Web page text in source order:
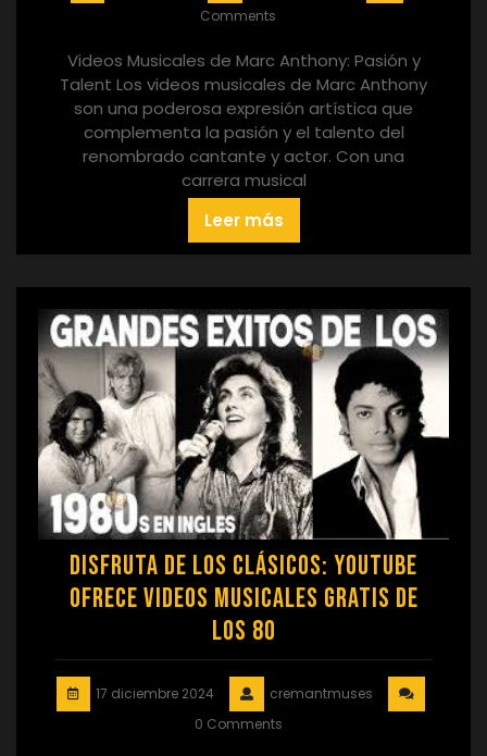
Comments
Videos Musicales de Marc Anthony: Pasión y
Talent Los videos musicales de Marc Anthony
son una poderosa expresión artística que
complementa la pasión y el talento del
renombrado cantante y actor. Con una
carrera musical
Leer más
Disfruta de los clásicos: YouTube
ofrece videos musicales gratis de
los 80
17 diciembre 2024
cremantmuses
0 Comments